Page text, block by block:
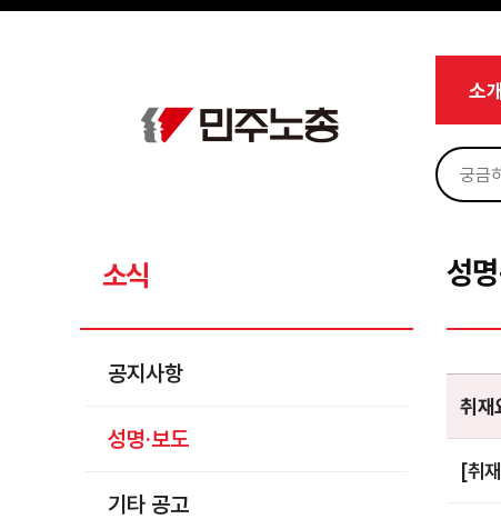
메뉴 건너뛰기
소개
소식
공지사항
성명·보도
기타 공고
성
취재
[취
Sketchbook5, 스케치북5
Sketchbook5, 스케치북5